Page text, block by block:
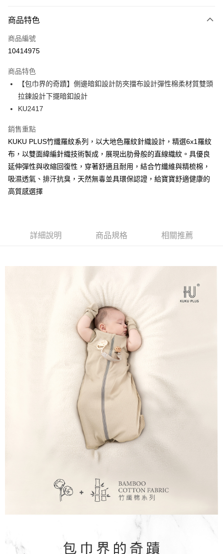
信用卡一次付款
信用卡分期付款
合作金庫商業銀行
華南商業銀行
彰化商業銀行
上海商業儲蓄銀行
國泰世華商業銀行
匯豐（台灣）商業銀行
聯邦商業銀行
遠東國際商業銀行
元大商業銀行
永豐商業銀行
台新國際商業銀行
中國信託商業銀行
台灣樂天信用卡公司
超商取貨付款
LINE Pay
街口支付
悠遊付
Google Pay
全盈+PAY
【關於「AFTEE先享後付」】
AFTEE先享後付是「在收到商品之後才付款」的支付方式。 讓您購物簡單
２．便利：只要手機號碼，簡訊認證，即可結帳。
【「AFTEE先享後付」結帳流程】
１．於結帳方式選擇「AFTEE先享後付」後，將跳轉至「AFTEE先享後付」
結帳頁面，進行簡訊認證並確認金額後，即可完成結帳。
２．訂單成立數日內，您將收到繳費通知簡訊。
３．收到繳費通知簡訊後14天內，點擊此簡訊中的連結，可透過四大超商／
ATM／網路銀行／等多元方式進行付款，方視為交易完成。
※ 請注意：結帳手續完成當下不需立刻繳費，但若您需要取消訂單，請聯絡
購買商品的店家。未經商家同意取消之訂單仍視為有效，需透過AFTEE先享
※ 交易是否成功請以「AFTEE先享後付 」之結帳頁面顯示為準，若有關於
是否繳費成功／繳費後需取消欲退款等相關疑問，請聯繫「AFTEE先享後付
客戶支援中心」
https://netprotections.freshdesk.com/support/home
１．透過由恩沛科技股份有限公司提供之「AFTEE先享後付」服務完成之交
易，需依本服務之必要範圍內提供個人資料，並將交易相關給付款項請求債
權轉讓予恩沛科技股份有限公司。
２．關於個人資料處理事宜，請瀏覽以下網址：
４．使用「AFTEE先享後付」時，將依據個別帳號之用戶狀況，依本公司即
時審查核予不同之上限額度；若仍有額度不足之情形，本公司將視審查結果
５．嚴禁一人註冊多個帳號或使用他人資訊註冊。若發現惡意使用之情形，
恩沛科技股份有限公司將有權停止該用戶之使用額度並採取法律行動。
ATM付款
每筆NT$150，滿NT$799(含以上)免運費
每筆NT$150，滿NT$799(含以上)免運費
每筆NT$150，滿NT$1,299(含以上)免運費
商品特色
商品編號
10414975
商品特色
【包巾界的奇蹟】側邊暗釦設計防夾擋布設計彈性棉柔材質雙頭
拉鍊設計下擺暗釦設計
KU2417
銷售重點
KUKU PLUS竹纖羅紋系列，以大地色羅紋針織設計，精選6x1羅紋
布，以雙面緯編針織技術製成，展現出肋骨般的直線織紋。具優良
延伸彈性與收縮回復性，穿著舒適且耐用，結合竹纖維與精梳棉，
吸濕透氣、排汗抗臭，天然無毒並具環保認證，給寶寶舒適健康的
高質感選擇
詳細說明 商品規格 相關推薦